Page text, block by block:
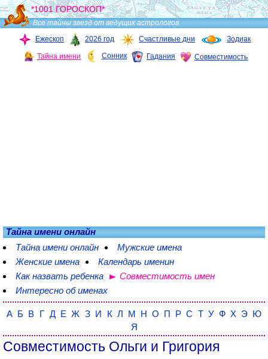
*1001 ГОРОСКОП*
Все тайны звезд от ведущих астрологов
Ежескоп
2026 год Счастливые дни Зодиак
Тайна имени Сонник Гадания Совместимость
Тайна имени онлайн
Тайна имени онлайн
Мужские имена
Женские имена
Календарь именин
Как назвать ребенка
Совместимость имен
Интересно об именах
А Б В Г Д Е Ж З И К Л М Н О П Р С Т У Ф Х Э Ю
Я
Совместимость Ольги и Григория